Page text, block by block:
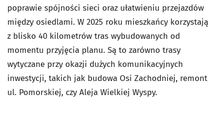
poprawie spójności sieci oraz ułatwieniu przejazdów
między osiedlami. W 2025 roku mieszkańcy korzystają
z blisko 40 kilometrów tras wybudowanych od
momentu przyjęcia planu. Są to zarówno trasy
wytyczane przy okazji dużych komunikacyjnych
inwestycji, takich jak budowa Osi Zachodniej, remont
ul. Pomorskiej, czy Aleja Wielkiej Wyspy.